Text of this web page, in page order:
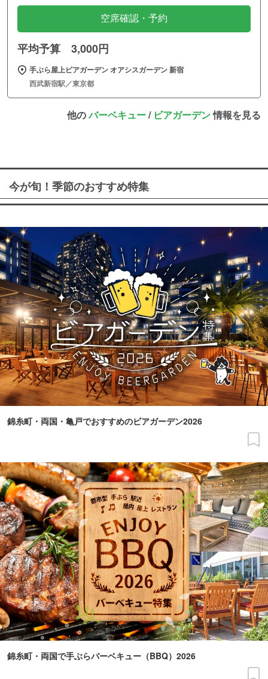
空席確認・予約
平均予算 3,000円
手ぶら屋上ビアガーデン オアシスガーデン 新宿
西武新宿駅／東京都
他のバーベキュー/ ビアガーデン情報を見る
今が旬！季節のおすすめ特集
錦糸町・両国・亀戸でおすすめのビアガーデン2026
錦糸町・両国で手ぶらバーベキュー（BBQ）2026